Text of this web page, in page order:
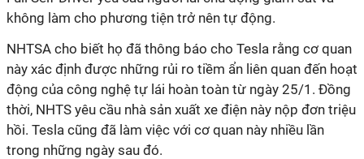
không làm cho phương tiện trở nên tự động.
NHTSA cho biết họ đã thông báo cho Tesla rằng cơ quan
này xác định được những rủi ro tiềm ẩn liên quan đến hoạt
động của công nghệ tự lái hoàn toàn từ ngày 25/1. Đồng
thời, NHTS yêu cầu nhà sản xuất xe điện này nộp đơn triệu
hồi. Tesla cũng đã làm việc với cơ quan này nhiều lần
trong những ngày sau đó.